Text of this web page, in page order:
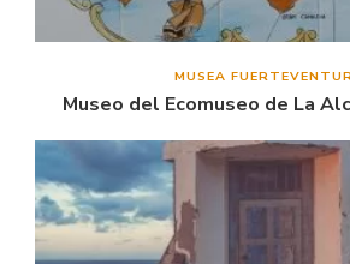
MUSEA
Museo del Ecomuseo de La